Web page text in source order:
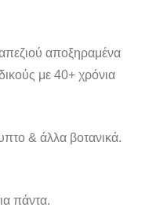
αποξηραμένα
με 40+ χρόνια
& άλλα βοτανικά.
πάντα.